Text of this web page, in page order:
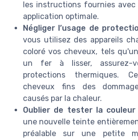
les instructions fournies
application optimale.
Négliger l’usage de
vous utilisez des appareils
coloré vos cheveux, tels
un fer à lisser, assurez-
protections thermiques.
cheveux fins des
causés par la chaleur.
Oublier de tester la couleur
une nouvelle teinte
préalable sur une petite